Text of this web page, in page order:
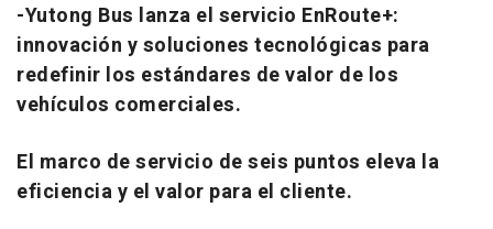
-Yutong Bus lanza el servicio EnRoute+:
innovación y soluciones tecnológicas para
redefinir los estándares de valor de los
vehículos comerciales.
El marco de servicio de seis puntos eleva la
eficiencia y el valor para el cliente.